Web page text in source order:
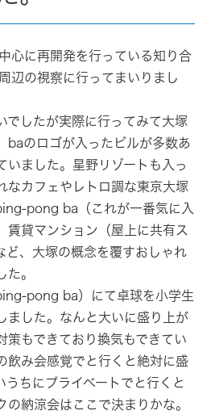
心に再開発を行っている知り合
辺の視察に行ってまいりまし
でしたが実際に行ってみて大塚
baのロゴが入ったビルが多数あ
いました。星野リゾートも入っ
なカフェやレトロ調な東京大塚
pong ba（これが一番気に入
賃貸マンション（屋上に共有ス
ど、大塚の概念を覆すおしゃれ
た。
pong ba）
にて卓球を小学生
ました。なんと大いに盛り上が
策もできており換気もできてい
飲み会感覚でと行くと絶対に盛
うちにプライベートでと行くと
の納涼会はここで決まりかな。